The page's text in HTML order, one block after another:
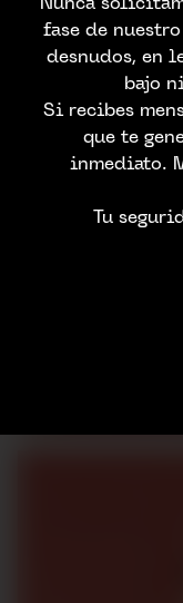
fase de
desnudos, en
bajo
Si recibes
que te
inmediato.
Tu